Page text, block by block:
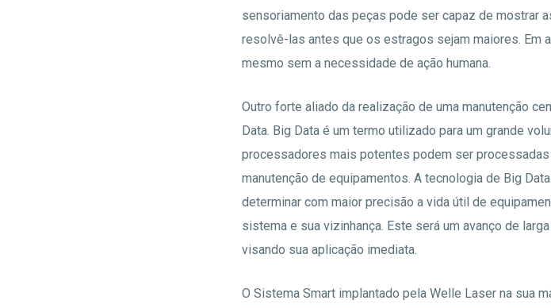
sensoriamento das peças pode ser capaz de mostrar
resolvê-las antes que os estragos sejam maiores. Em
mesmo sem a necessidade de ação humana.
Outro forte aliado da realização de uma manutenção
Data. Big Data é um termo utilizado para um grande
processadores mais potentes podem ser
manutenção de equipamentos. A tecnologia de Big
determinar com maior precisão a vida útil de
sistema e sua vizinhança. Este será um avanço de
visando sua aplicação imediata.
O Sistema Smart implantado pela Welle Laser na sua